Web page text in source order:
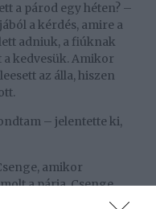
a párod egy héten? –
a kérdés, amire a
adniuk, a fiúknak
kedvesük. Amikor
az álla, hiszen
– jelentette ki,
amikor
a párja. Csenge
és arra